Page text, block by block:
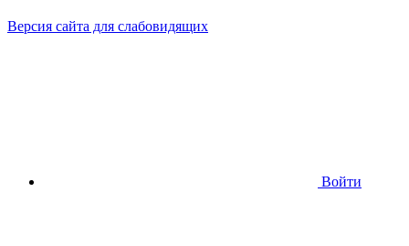
Версия сайта для слабовидящих
Войти